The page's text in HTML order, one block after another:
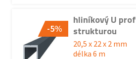
-5%
hliníkový U
strukturou
20,5 x 22 x 2 mm
délka 6 m